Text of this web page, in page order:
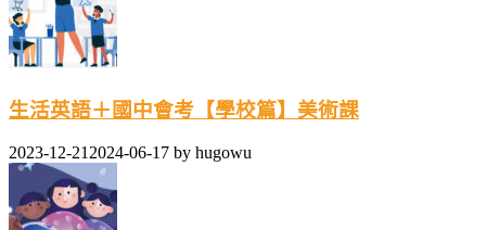
生活英語＋國中會考【學校篇】美術課
2023-12-21 2024-06-17 by hugowu